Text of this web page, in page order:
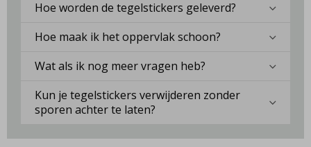
Hoe worden de tegelstickers geleverd?
Hoe maak ik het oppervlak schoon?
Wat als ik nog meer vragen heb?
Kun je tegelstickers verwijderen zonder
sporen achter te laten?